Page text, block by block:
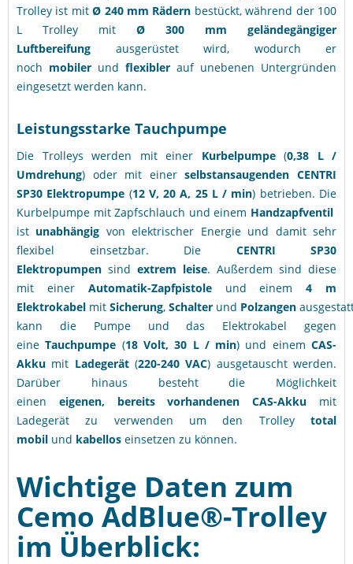
Trolley ist mitØ 240 mm Rädern bestückt, während der 100
L Trolley mit
Ø 300 mm geländegängiger
Luftbereifung ausgerüstet wird, wodurch er
noch mobiler und flexibler auf unebenen Untergründen
eingesetzt werden kann.
Leistungsstarke Tauchpumpe
Die Trolleys werden mit einer Kurbelpumpe(0,38 L /
Umdrehung) oder mit einerselbstansaugendenCENTRI
SP30 Elektropumpe (12 V, 20 A, 25 L / min) betrieben. Die
Kurbelpumpe mit Zapfschlauch und einem Handzapfventil
ist unabhängig von elektrischer Energie und damit sehr
flexibel einsetzbar. Die CENTRI SP30
Elektropumpen sind extrem leise. Außerdem sind diese
mit einer Automatik-Zapfpistoleund einem4 m
Elektrokabel mit Sicherung, Schalter und Polzangen
kann die Pumpe und das Elektrokabel gegen
eineTauchpumpe (18 Volt, 30 L / min) und einem CAS-
Akku mit Ladegerät(220-240 VAC) ausgetauscht werden.
Darüber hinaus besteht die Möglichkeit
einen eigenen, bereits vorhandenen CAS-Akku mit
Ladegerät zu verwenden um den Trolley total
mobil und kabellos einsetzen zu können.
Wichtige Daten zum
Cemo AdBlue®-Trolley
im Überblick: